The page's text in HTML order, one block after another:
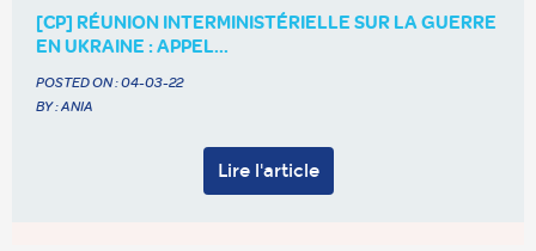
[CP] RÉUNION INTERMINISTÉRIELLE SUR LA GUERRE
EN UKRAINE : APPEL...
POSTED ON :04-03-22
BY : ANIA
Lire l'article